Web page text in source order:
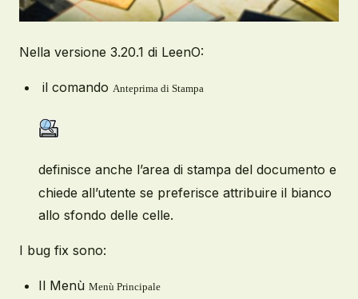
Nella versione 3.20.1 di LeenO:
il comando Anteprima di Stampa
definisce anche l’area di stampa del documento e
chiede all’utente se preferisce attribuire il bianco
allo sfondo delle celle.
I bug fix sono:
Il Menù Menù Principale